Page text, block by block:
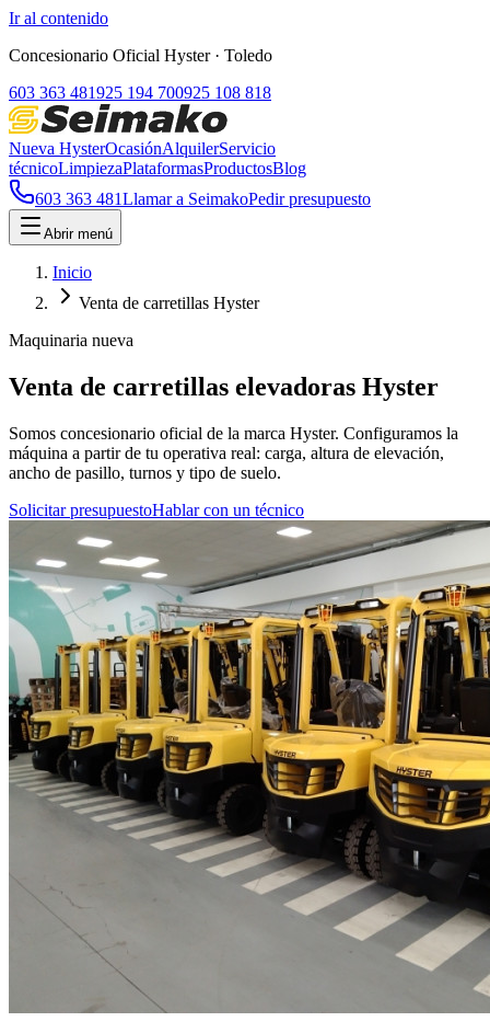
Ir al contenido
Concesionario Oficial Hyster· Toledo
603 363 481925 194 700925 108 818
Nueva HysterOcasiónAlquilerServicio
técnicoLimpiezaPlataformasProductosBlog
603 363 481Llamar a SeimakoPedir presupuesto
Abrir menú
Inicio
Venta de carretillas Hyster
Maquinaria nueva
Venta de carretillas elevadoras Hyster
Somos concesionario oficial de la marca Hyster. Configuramos la
máquina a partir de tu operativa real: carga, altura de elevación,
ancho de pasillo, turnos y tipo de suelo.
Solicitar presupuestoHablar con un técnico